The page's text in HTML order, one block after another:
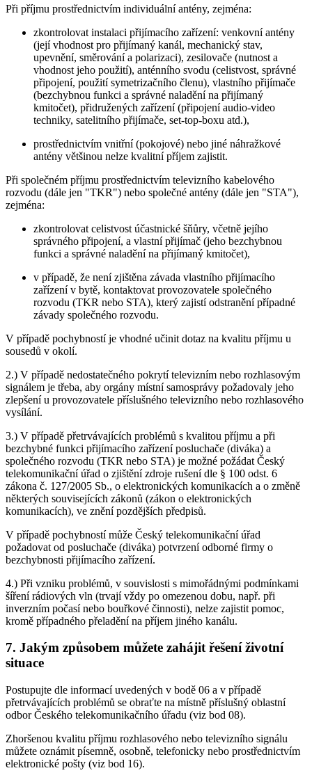
Při příjmu prostřednictvím individuální antény, zejména:
zkontrolovat instalaci přijímacího zařízení: venkovní antény
(její vhodnost pro přijímaný kanál, mechanický stav,
upevnění, směrování a polarizaci), zesilovače (nutnost a
vhodnost jeho použití), anténního svodu (celistvost, správné
připojení, použití symetrizačního členu), vlastního přijímače
(bezchybnou funkci a správné naladění na přijímaný
kmitočet), přidružených zařízení (připojení audio-video
techniky, satelitního přijímače, set-top-boxu atd.),
prostřednictvím vnitřní (pokojové) nebo jiné náhražkové
antény většinou nelze kvalitní příjem zajistit.
Při společném příjmu prostřednictvím televizního kabelového
rozvodu (dále jen "TKR") nebo společné antény (dále jen "STA"),
zejména:
zkontrolovat celistvost účastnické šňůry, včetně jejího
správného připojení, a vlastní přijímač (jeho bezchybnou
funkci a správné naladění na přijímaný kmitočet),
v případě, že není zjištěna závada vlastního přijímacího
zařízení v bytě, kontaktovat provozovatele společného
rozvodu (TKR nebo STA), který zajistí odstranění případné
závady společného rozvodu.
V případě pochybností je vhodné učinit dotaz na kvalitu příjmu u
sousedů v okolí.
2.) V případě nedostatečného pokrytí televizním nebo rozhlasovým
signálem je třeba, aby orgány místní samosprávy požadovaly jeho
zlepšení u provozovatele příslušného televizního nebo rozhlasového
vysílání.
3.) V případě přetrvávajících problémů s kvalitou příjmu a při
bezchybné funkci přijímacího zařízení posluchače (diváka) a
společného rozvodu (TKR nebo STA) je možné požádat Český
telekomunikační úřad o zjištění zdroje rušení dle § 100 odst. 6
zákona č. 127/2005 Sb., o elektronických komunikacích a o změně
některých souvisejících zákonů (zákon o elektronických
komunikacích), ve znění pozdějších předpisů.
V případě pochybností může Český telekomunikační úřad
požadovat od posluchače (diváka) potvrzení odborné firmy o
bezchybnosti přijímacího zařízení.
4.) Při vzniku problémů, v souvislosti s mimořádnými podmínkami
šíření rádiových vln (trvají vždy po omezenou dobu, např. při
inverzním počasí nebo bouřkové činnosti), nelze zajistit pomoc,
kromě případného přeladění na příjem jiného kanálu.
7. Jakým způsobem můžete zahájit řešení životní
situace
Postupujte dle informací uvedených v bodě 06 a v případě
přetrvávajících problémů se obraťte na místně příslušný oblastní
odbor Českého telekomunikačního úřadu (viz bod 08).
Zhoršenou kvalitu příjmu rozhlasového nebo televizního signálu
můžete oznámit písemně, osobně, telefonicky nebo prostřednictvím
elektronické pošty (viz bod 16).